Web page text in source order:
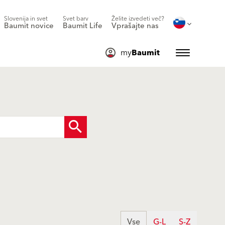
Slovenija in svet
Baumit novice
Svet barv
Baumit Life
Želite izvedeti več?
Vprašajte nas
myBaumit
Vse G-L S-Z